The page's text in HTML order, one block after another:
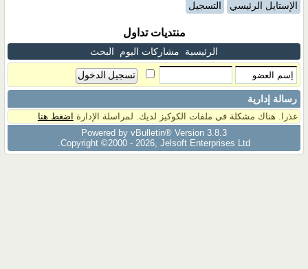
الإستايل الرئيسي التسجيل
منتديات تداول
الرئيسية مشاركات اليوم البحث
رسالة إدارية
عذرا. هناك مشكلة فى ملفات الكوكيز لديك. لمراسلة الإدارة اضغط هنا
Powered by vBulletin® Version 3.8.3
Copyright ©2000 - 2026, Jelsoft Enterprises Ltd.